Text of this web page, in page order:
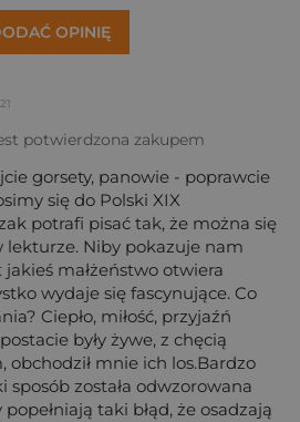
OPINIĘ
potwierdzona zakupem
gorsety, panowie - poprawcie
się do Polski XIX
potrafi pisać tak, że można się
lekturze. Niby pokazuje nam
małżeństwo otwiera
wydaje się fascynujące. Co
Ciepło, miłość, przyjaźń
były żywe, z chęcią
obchodził mnie ich los.Bardzo
sposób została odwzorowana
taki błąd, że osadzają